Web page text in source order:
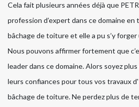
Cela fait plusieurs années déjà que
profession d’expert dans ce domaine en
bâchage de toiture et elle a pu s’y
Nous pouvons affirmer fortement que
leader dans ce domaine. Alors soyez
leurs confiances pour tous vos travaux
bâchage de toiture. Ne perdez plus de